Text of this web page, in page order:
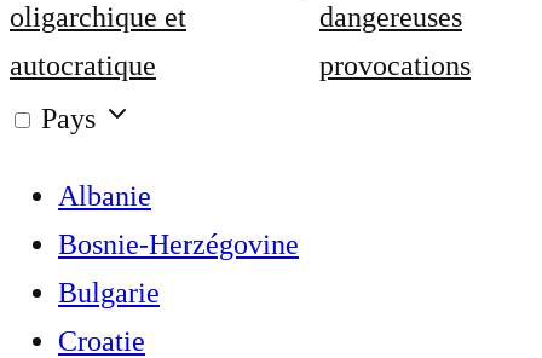
oligarchique et
autocratique
dangereuses
provocations
Pays
Albanie
Bosnie-Herzégovine
Bulgarie
Croatie